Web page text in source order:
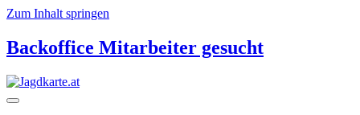
Zum Inhalt springen
Backoffice Mitarbeiter gesucht